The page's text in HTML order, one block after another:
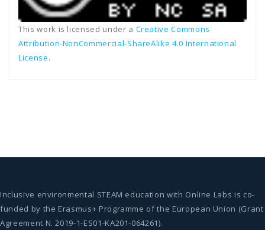
This work is licensed under a Creative Commons
Attribution-NonCommercial-ShareAlike 4.0 International
License.
Inclusive environmental STEAM education with Online Labs is co-
funded by the Erasmus+ Programme of the European Union (Grant
Agreement N. 2019-1-ES01-KA201-064261).